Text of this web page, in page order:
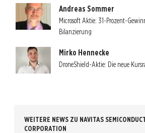
Andreas Sommer
Microsoft Aktie: 31-Prozent-
Bilanzierung
Mirko Hennecke
DroneShield-Aktie: Die neue
WEITERE NEWS ZU NAVITAS
CORPORATION